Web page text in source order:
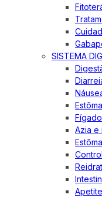
SISTEMA
Azia e
Apetite